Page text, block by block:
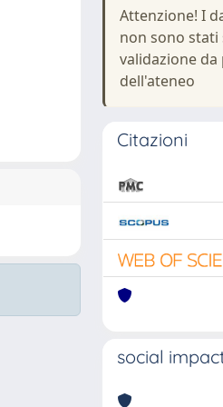
Attenzione! I
non sono
validazione da
dell'ateneo
Citazioni
social